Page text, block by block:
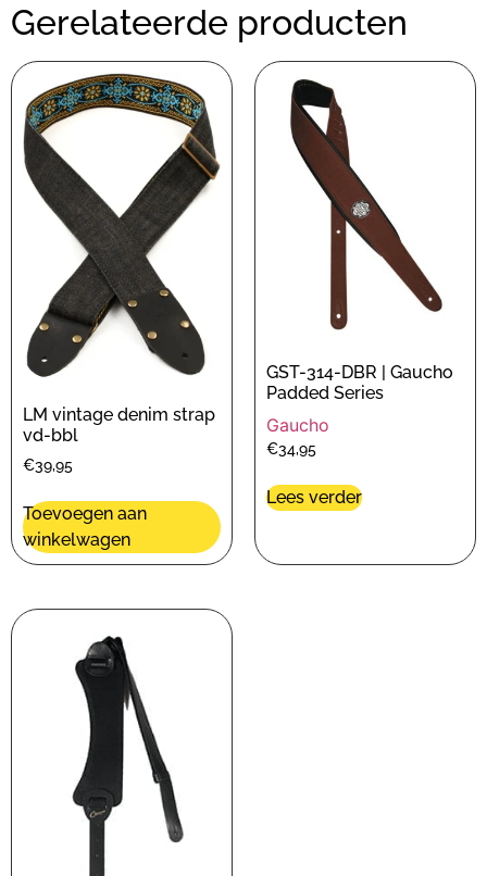
Gerelateerde producten
LM vintage denim strap
vd-bbl
€39,95
Toevoegen aan
winkelwagen
GST-314-DBR | Gaucho
Padded Series
Gaucho
€34,95
Lees verder